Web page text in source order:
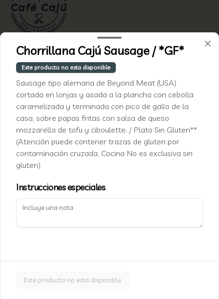
Conócenos
Luis Pasteur 5337, Vitacura
+562 2455 9010
info@cafe-caju.com
Términos y condiciones
Política de privacidad
Redes sociales
Instagram
Facebook
Mi cuenta
Cajú Fidelity
Iniciar sesión
Chorrillana Cajú Sausage / *GF*
Este producto no esta disponible
Sausage tipo alemana de Beyond Meat (USA)
cortada en lonjas y asada a la plancha con cebolla
caramelizada y terminada con pico de gallo de la
casa, sobre papas fritas con salsa de queso
mozzarella de tofu y ciboulette. / Plato Sin Gluten**
(Atención puede contener trazas de gluten por
contaminación cruzada, Cocina No es exclusiva sin
gluten)
Instrucciones especiales
Este producto no esta disponible